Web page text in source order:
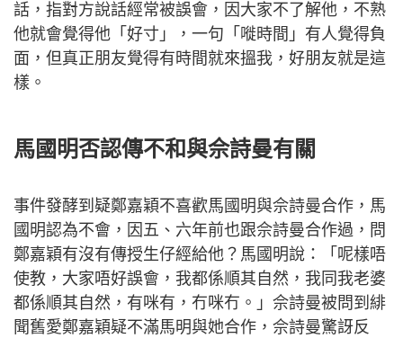
話，指對方說話經常被誤會，因大家不了解他，不熟
他就會覺得他「好寸」，一句「嘥時間」有人覺得負
面，但真正朋友覺得有時間就來搵我，好朋友就是這
樣。
馬國明否認傳不和與佘詩曼有關
事件發酵到疑鄭嘉穎不喜歡馬國明與佘詩曼合作，馬
國明認為不會，因五、六年前也跟佘詩曼合作過，問
鄭嘉穎有沒有傳授生仔經給他？馬國明說：「呢樣唔
使教，大家唔好誤會，我都係順其自然，我同我老婆
都係順其自然，有咪有，冇咪冇。」佘詩曼被問到緋
聞舊愛鄭嘉穎疑不滿馬明與她合作，佘詩曼驚訝反